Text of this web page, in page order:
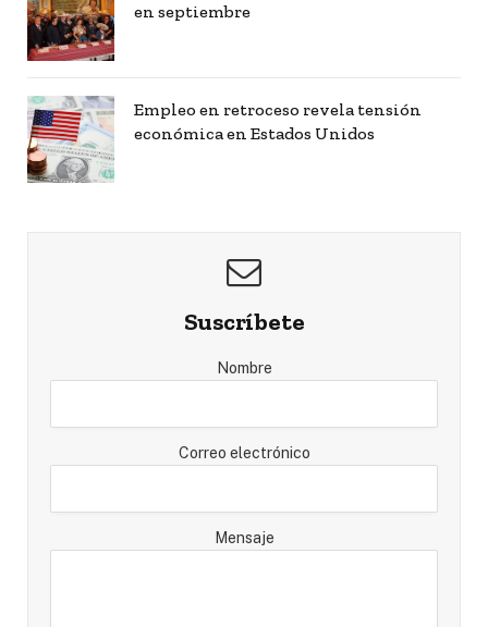
en septiembre
Empleo en retroceso revela tensión
económica en Estados Unidos
Suscríbete
Nombre
Correo electrónico
Mensaje